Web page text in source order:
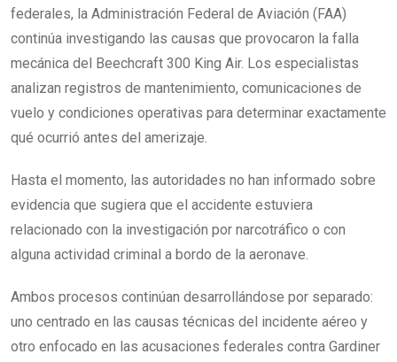
federales, la Administración Federal de Aviación (FAA)
continúa investigando las causas que provocaron la falla
mecánica del Beechcraft 300 King Air. Los especialistas
analizan registros de mantenimiento, comunicaciones de
vuelo y condiciones operativas para determinar exactamente
qué ocurrió antes del amerizaje.
Hasta el momento, las autoridades no han informado sobre
evidencia que sugiera que el accidente estuviera
relacionado con la investigación por narcotráfico o con
alguna actividad criminal a bordo de la aeronave.
Ambos procesos continúan desarrollándose por separado:
uno centrado en las causas técnicas del incidente aéreo y
otro enfocado en las acusaciones federales contra Gardiner